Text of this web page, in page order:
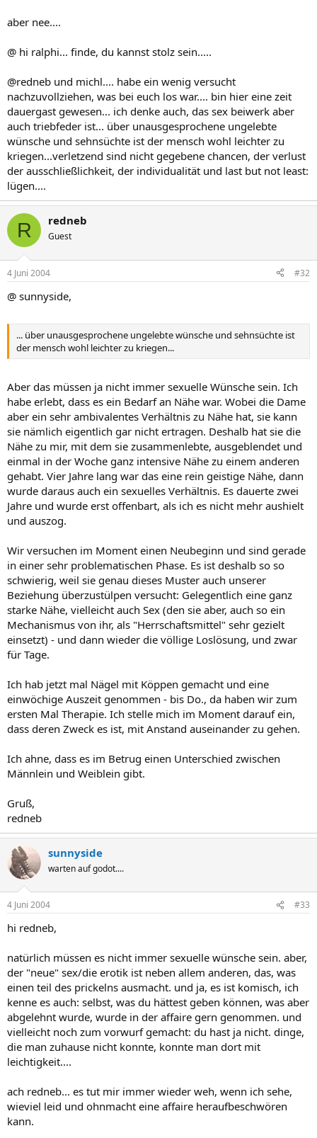
aber nee....
@ hi ralphi... finde, du kannst stolz sein.....
@redneb und michl.... habe ein wenig versucht
nachzuvollziehen, was bei euch los war.... bin hier eine zeit
dauergast gewesen... ich denke auch, das sex beiwerk aber
auch triebfeder ist... über unausgesprochene ungelebte
wünsche und sehnsüchte ist der mensch wohl leichter zu
kriegen...verletzend sind nicht gegebene chancen, der verlust
der ausschließlichkeit, der individualität und last but not least:
lügen....
R redneb
Guest
4 Juni 2004 #32
@ sunnyside,
... über unausgesprochene ungelebte wünsche und sehnsüchte ist
der mensch wohl leichter zu kriegen...
Aber das müssen ja nicht immer sexuelle Wünsche sein. Ich
habe erlebt, dass es ein Bedarf an Nähe war. Wobei die Dame
aber ein sehr ambivalentes Verhältnis zu Nähe hat, sie kann
sie nämlich eigentlich gar nicht ertragen. Deshalb hat sie die
Nähe zu mir, mit dem sie zusammenlebte, ausgeblendet und
einmal in der Woche ganz intensive Nähe zu einem anderen
gehabt. Vier Jahre lang war das eine rein geistige Nähe, dann
wurde daraus auch ein sexuelles Verhältnis. Es dauerte zwei
Jahre und wurde erst offenbart, als ich es nicht mehr aushielt
und auszog.
Wir versuchen im Moment einen Neubeginn und sind gerade
in einer sehr problematischen Phase. Es ist deshalb so so
schwierig, weil sie genau dieses Muster auch unserer
Beziehung überzustülpen versucht: Gelegentlich eine ganz
starke Nähe, vielleicht auch Sex (den sie aber, auch so ein
Mechanismus von ihr, als "Herrschaftsmittel" sehr gezielt
einsetzt) - und dann wieder die völlige Loslösung, und zwar
für Tage.
Ich hab jetzt mal Nägel mit Köppen gemacht und eine
einwöchige Auszeit genommen - bis Do., da haben wir zum
ersten Mal Therapie. Ich stelle mich im Moment darauf ein,
dass deren Zweck es ist, mit Anstand auseinander zu gehen.
Ich ahne, dass es im Betrug einen Unterschied zwischen
Männlein und Weiblein gibt.
Gruß,
redneb
sunnyside
warten auf godot....
4 Juni 2004 #33
hi redneb,
natürlich müssen es nicht immer sexuelle wünsche sein. aber,
der "neue" sex/die erotik ist neben allem anderen, das, was
einen teil des prickelns ausmacht. und ja, es ist komisch, ich
kenne es auch: selbst, was du hättest geben können, was aber
abgelehnt wurde, wurde in der affaire gern genommen. und
vielleicht noch zum vorwurf gemacht: du hast ja nicht. dinge,
die man zuhause nicht konnte, konnte man dort mit
leichtigkeit....
ach redneb... es tut mir immer wieder weh, wenn ich sehe,
wieviel leid und ohnmacht eine affaire heraufbeschwören
kann.